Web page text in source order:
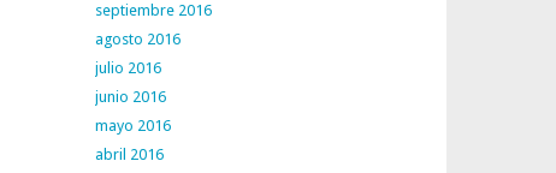
septiembre 2016
agosto 2016
julio 2016
junio 2016
mayo 2016
abril 2016